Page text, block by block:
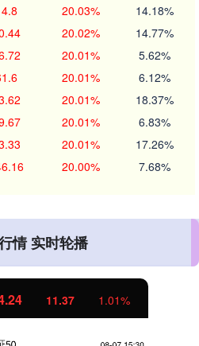
20.03% 14.18%
20.02% 14.77%
20.01% 5.62%
20.01% 6.12%
20.01% 18.37%
20.01% 6.83%
20.01% 17.26%
20.00% 7.68%
情 实时轮播
11.37 1.01%